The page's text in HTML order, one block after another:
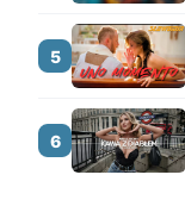
5
6